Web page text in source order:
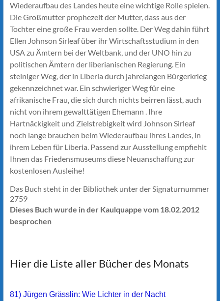
Wiederaufbau des Landes heute eine wichtige Rolle spielen.
Die Großmutter prophezeit der Mutter, dass aus der
Tochter eine große Frau werden sollte. Der Weg dahin führt
Ellen Johnson Sirleaf über ihr Wirtschaftsstudium in den
USA zu Ämtern bei der Weltbank, und der UNO hin zu
politischen Ämtern der liberianischen Regierung. Ein
steiniger Weg, der in Liberia durch jahrelangen Bürgerkrieg
gekennzeichnet war. Ein schwieriger Weg für eine
afrikanische Frau, die sich durch nichts beirren lässt, auch
nicht von ihrem gewalttätigen Ehemann . Ihre
Hartnäckigkeit und Zielstrebigkeit wird Johnson Sirleaf
noch lange brauchen beim Wiederaufbau ihres Landes, in
ihrem Leben für Liberia. Passend zur Ausstellung empfiehlt
Ihnen das Friedensmuseums diese Neuanschaffung zur
kostenlosen Ausleihe!
Das Buch steht in der Bibliothek unter der Signaturnummer
2759
Dieses Buch wurde in der Kaulquappe vom 18.02.2012
besprochen
Hier die Liste aller Bücher des Monats
81) Jürgen Grässlin: Wie Lichter in der Nacht